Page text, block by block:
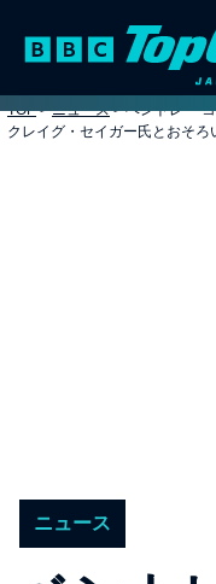
TOP > ニュース > ベントレー
クレイグ・セイガー氏とおそ
ニュース